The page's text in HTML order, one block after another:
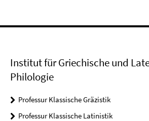
Institut für Griechische und
Philologie
Professur Klassische Gräzistik
Professur Klassische Latinistik